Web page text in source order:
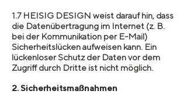
1.7 HEISIG DESIGN weist darauf hin, dass
die Datenübertragung im Internet (z. B.
bei der Kommunikation per E-Mail)
Sicherheitslücken aufweisen kann. Ein
lückenloser Schutz der Daten vor dem
Zugriff durch Dritte ist nicht möglich.
2. Sicherheitsmaßnahmen